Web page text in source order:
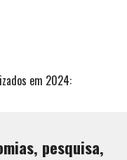
em 2024:
pesquisa,